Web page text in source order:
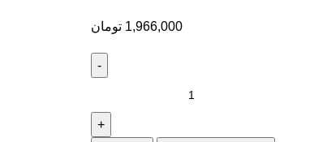
1,966,000 تومان